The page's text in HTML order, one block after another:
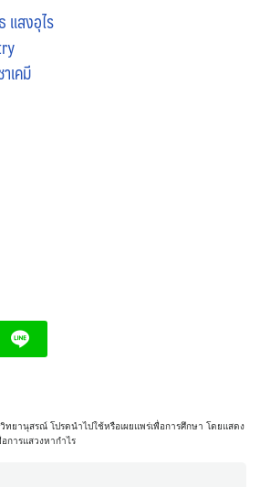
แสงอุไร
เคมี
ทยานุสรณ์ โปรดนำไปใช้หรือเผยแพร่เพื่อการศึกษา โดยแสดง
การแสวงหากำไร